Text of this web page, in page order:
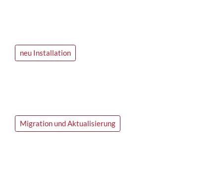
neu Installation
Migration und Aktualisierung